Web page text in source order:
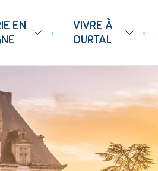
EN
•
VIVRE À
DURTAL
•